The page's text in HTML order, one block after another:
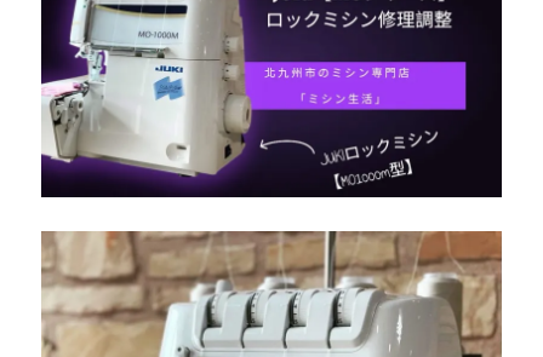
習
開
講
師
が
直
接